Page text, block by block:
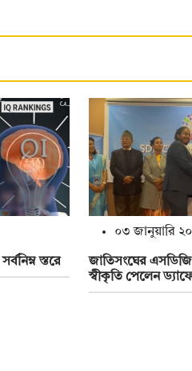
স্তরে
০৩ জানুয়ারি
জাতিসংঘের এসডিজি
স্বীকৃতি পেলেন